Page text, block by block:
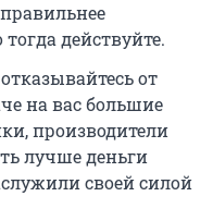
действуйте.
от
на вас большие
производители
лучше деньги
своей силой